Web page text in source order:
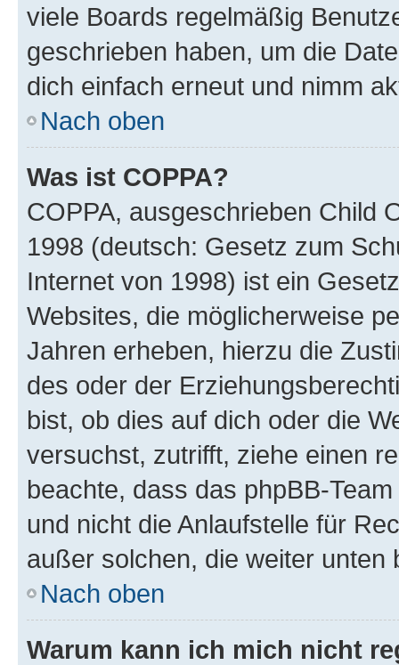
viele Boards regelmäßig
geschrieben haben, um die
dich einfach erneut und nimm
Nach oben
Was ist COPPA?
COPPA, ausgeschrieben Child
1998 (deutsch: Gesetz zum
Internet von 1998) ist ein
Websites, die möglicherweise
Jahren erheben, hierzu die
des oder der
bist, ob dies auf dich oder die
versuchst, zutrifft, ziehe einen
beachte, dass das phpBB-
und nicht die Anlaufstelle für
außer solchen, die weiter unten
Nach oben
Warum kann ich mich nicht